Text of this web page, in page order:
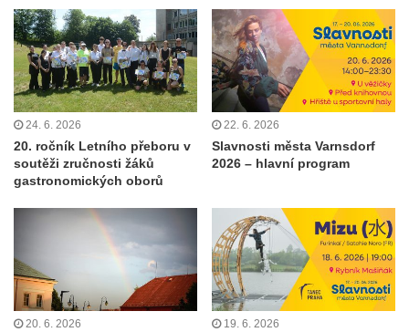
24. 6. 2026
20. ročník Letního přeboru v
soutěži zručnosti žáků
gastronomických oborů
22. 6. 2026
Slavnosti města Varnsdorf
2026 – hlavní program
20. 6. 2026 19. 6. 2026